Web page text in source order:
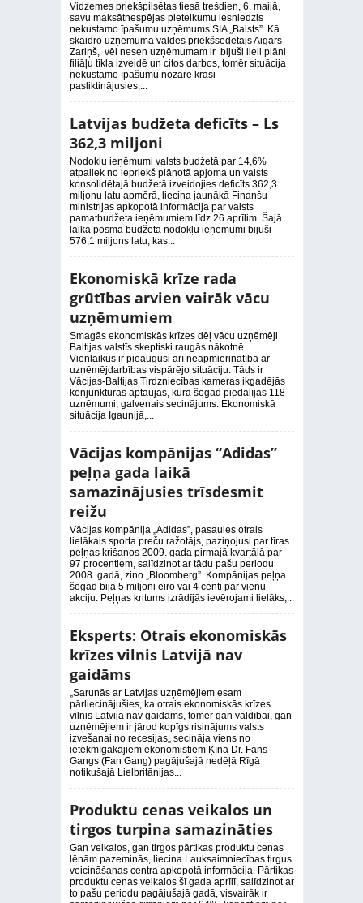
Vidzemes priekšpilsētas tiesā trešdien, 6. maijā,
savu maksātnespējas pieteikumu iesniedzis
nekustamo īpašumu uzņēmums SIA „Balsts”. Kā
skaidro uzņēmuma valdes priekšsēdētājs Aigars
Zariņš, vēl nesen uzņēmumam ir bijuši lieli plāni
filiāļu tīkla izveidē un citos darbos, tomēr situācija
nekustamo īpašumu nozarē krasi
pasliktinājusies,...
Latvijas budžeta deficīts – Ls
362,3 miljoni
Nodokļu ieņēmumi valsts budžetā par 14,6%
atpaliek no iepriekš plānotā apjoma un valsts
konsolidētajā budžetā izveidojies deficīts 362,3
miljonu latu apmērā, liecina jaunākā Finanšu
ministrijas apkopotā informācija par valsts
pamatbudžeta ieņēmumiem līdz 26.aprīlim. Šajā
laika posmā budžeta nodokļu ieņēmumi bijuši
576,1 miljons latu, kas...
Ekonomiskā krīze rada
grūtības arvien vairāk vācu
uzņēmumiem
Smagās ekonomiskās krīzes dēļ vācu uzņēmēji
Baltijas valstīs skeptiski raugās nākotnē.
Vienlaikus ir pieaugusi arī neapmierinātība ar
uzņēmējdarbības vispārējo situāciju. Tāds ir
Vācijas-Baltijas Tirdzniecības kameras ikgadējās
konjunktūras aptaujas, kurā šogad piedalījās 118
uzņēmumi, galvenais secinājums. Ekonomiskā
situācija Igaunijā,...
Vācijas kompānijas “Adidas”
peļņa gada laikā
samazinājusies trīsdesmit
reižu
Vācijas kompānija „Adidas”, pasaules otrais
lielākais sporta preču ražotājs, paziņojusi par tīras
peļņas krišanos 2009. gada pirmajā kvartālā par
97 procentiem, salīdzinot ar tādu pašu periodu
2008. gadā, ziņo „Bloomberg”. Kompānijas peļņa
šogad bija 5 miljoni eiro vai 4 centi par vienu
akciju. Peļņas kritums izrādījās ievērojami lielāks,...
Eksperts: Otrais ekonomiskās
krīzes vilnis Latvijā nav
gaidāms
„Sarunās ar Latvijas uzņēmējiem esam
pārliecinājušies, ka otrais ekonomiskās krīzes
vilnis Latvijā nav gaidāms, tomēr gan valdībai, gan
uzņēmējiem ir jārod kopīgs risinājums valsts
izvešanai no recesijas„ secināja viens no
ietekmīgākajiem ekonomistiem Ķīnā Dr. Fans
Gangs (Fan Gang) pagājušajā nedēļā Rīgā
notikušajā Lielbritānijas...
Produktu cenas veikalos un
tirgos turpina samazināties
Gan veikalos, gan tirgos pārtikas produktu cenas
lēnām pazeminās, liecina Lauksaimniecības tirgus
veicināšanas centra apkopotā informācija. Pārtikas
produktu cenas veikalos šī gada aprīlī, salīdzinot ar
to pašu periodu pagājušajā gadā, visvairāk ir